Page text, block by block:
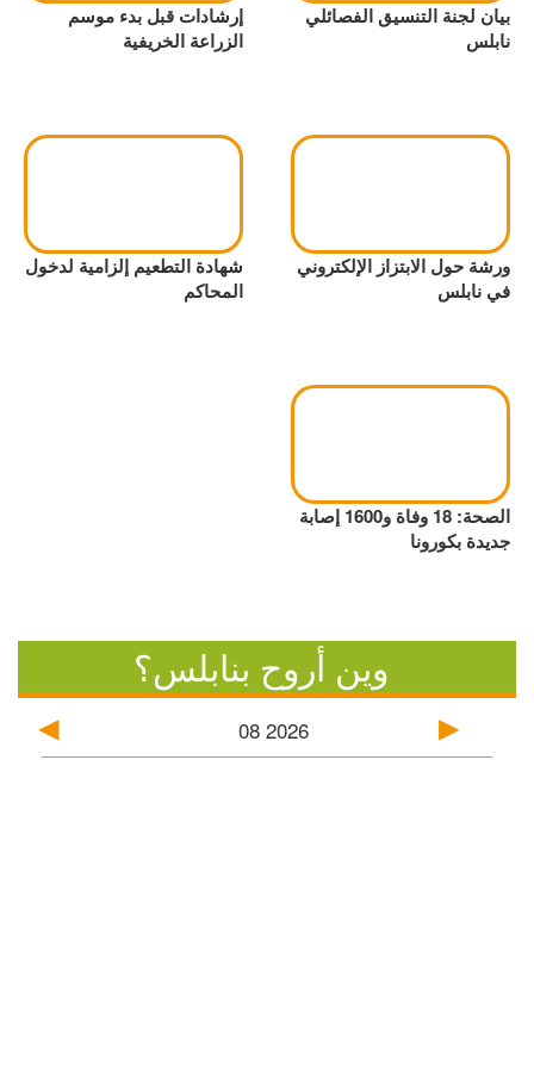
مدينة الطيبة
بيان لجنة التنسيق الفصائلي
نابلس
إرشادات قبل بدء موسم
الزراعة الخريفية
ورشة حول الابتزاز الإلكتروني
في نابلس
شهادة التطعيم إلزامية لدخول
المحاكم
الصحة: 18 وفاة و1600 إصابة
جديدة بكورونا
وين أروح بنابلس؟
2026
08